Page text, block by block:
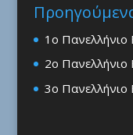
1ο Πανελλήνιο
2ο Πανελλήνιο
3ο Πανελλήνιο